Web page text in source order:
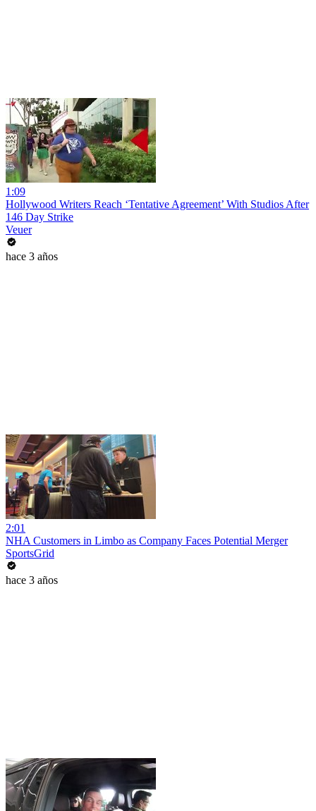
1:09
Hollywood Writers Reach ‘Tentative Agreement’ With Studios After
146 Day Strike
Veuer
hace 3 años
2:01
NHA Customers in Limbo as Company Faces Potential Merger
SportsGrid
hace 3 años